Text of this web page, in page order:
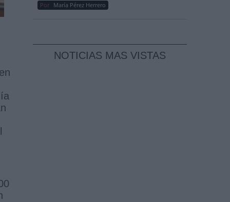
Por María Pérez Herrero
NOTICIAS MAS VISTAS